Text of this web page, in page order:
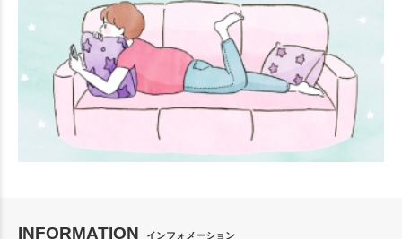
INFORMATION インフォメーション